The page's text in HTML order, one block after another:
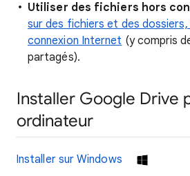
Utiliser des fichiers hors
sur des fichiers et des dossiers,
connexion Internet (y compris
partagés).
Installer Google Drive
ordinateur
Installer sur Windows